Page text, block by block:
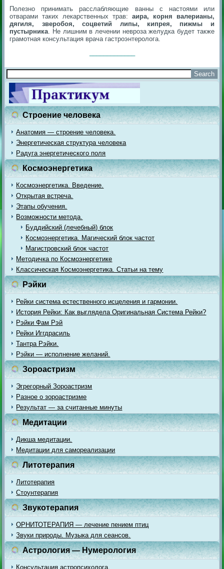
Полезно принимать расслабляющие ванны с настоями или
отварами таких лекарственных трав: аира, корня валерианы,
дягиля, зверобоя, соцветий липы, кипрея, пижмы и
пустырника. Не лишним в лечении невроза желудка будет также
грамотная консультация врача гастроэнтеролога.
Строение человека
Анатомия — строение человека.
Энергетическая структура человека
Радуга энергетического поля
Космоэнергетика
Космоэнергетика. Введение.
Открытая встреча.
Этапы обучения.
Возможности метода.
Буддийский (лечебный) блок
Космоэнергетика. Магический блок частот
Магистровский блок частот
Методичка по Космоэнергетике
Классическая Космоэнергетика. Статьи на тему
Рэйки
Рейки система естественного исцеления и гармонии.
История Рейки: Как выглядела Оригинальная Система Рейки?
Рэйки Фам Рэй
Рейки Иггдрасиль
Тантра Рэйки.
Рэйки — исполнение желаний.
Зороастризм
Эгрегорный Зороастризм
Разное о зороастризме
Результат — за считанные минуты
Медитации
Дикша медитации.
Медитации для самореализации
Литотерапия
Литотерапия
Стоунтерапия
Звукотерапия
ОРНИТОТЕРАПИЯ — лечение пением птиц
Звуки природы. Музыка для сеансов.
Астрология — Нумерология
Консультация астропсихолога.